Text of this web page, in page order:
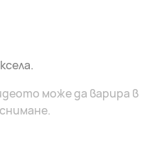
може да варира в